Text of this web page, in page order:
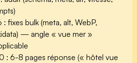
: fixes bulk (meta, alt, WebP,
— angle « vue mer »
: 6-8 pages réponse (« hôtel vue